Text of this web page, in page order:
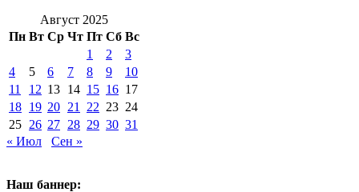
Август 2025
Пн Вт Ср Чт Пт Сб Вс
1
2
3
4
5 6 7 8 9
10
11
12 13 14 15 16 17
18 19 20 21 22 23 24
25 26 27 28 29 30 31
« Июл
Сен »
Наш баннер: